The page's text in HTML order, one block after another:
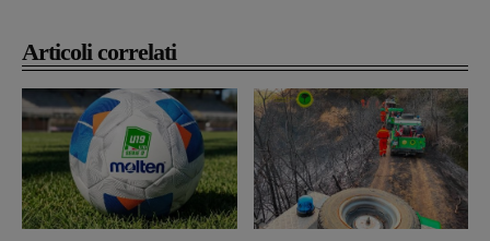
Articoli correlati